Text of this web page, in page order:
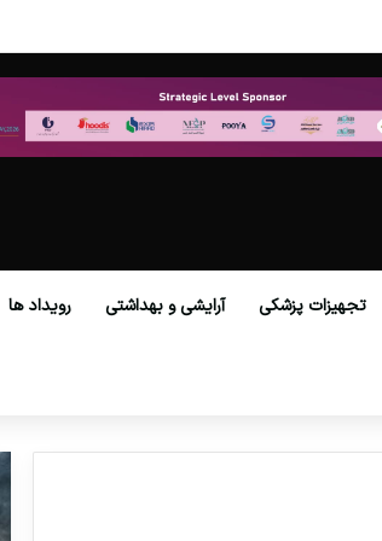
شد.
تجهیزات پزشکی آرایشی و بهداشتی رویداد ها